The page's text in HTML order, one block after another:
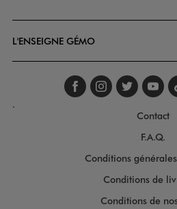
L'ENSEIGNE GÉMO
Suivez-
Suivez-
.
Contact
F.A.Q.
Conditions
Conditions de
Conditions de